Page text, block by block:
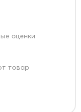
оценки
товар